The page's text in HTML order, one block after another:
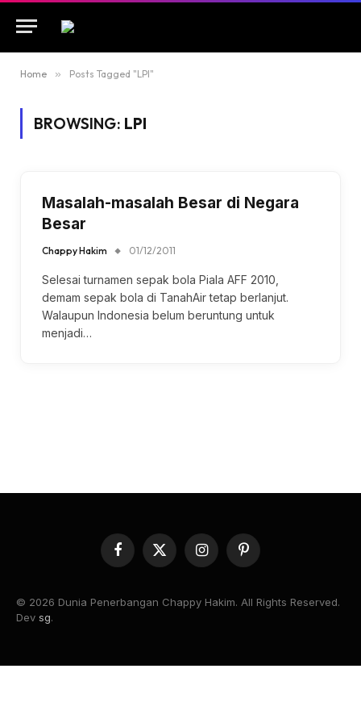
Home » Posts Tagged "LPI"
BROWSING: LPI
Masalah-masalah Besar di Negara
Besar
Chappy Hakim 01/12/2011
Selesai turnamen sepak bola Piala AFF 2010,
demam sepak bola di TanahAir tetap berlanjut.
Walaupun Indonesia belum beruntung untuk
menjadi…
Facebook
X
(Twitter)
InstagramPinterest
© 2026 Dunia Penerbangan Chappy Hakim. All Rights Reserved.
Dev sg.